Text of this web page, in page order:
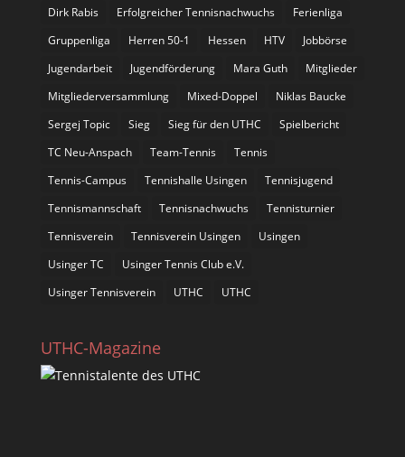
Dirk Rabis
Erfolgreicher Tennisnachwuchs
Ferienliga
Gruppenliga
Herren 50-1 Hessen HTV
Jobbörse
Jugendarbeit
Jugendförderung Mara Guth
Mitglieder
Mitgliederversammlung
Mixed-Doppel
Niklas Baucke
Sergej Topic
Sieg Sieg für den UTHC
Spielbericht
TC Neu-Anspach
Team-Tennis
Tennis
Tennis-Campus
Tennishalle Usingen
Tennisjugend
Tennismannschaft
Tennisnachwuchs
Tennisturnier
Tennisverein
Tennisverein Usingen
Usingen
Usinger TC
Usinger Tennis Club e.V.
Usinger Tennisverein
UTHC UTHC
UTHC-Magazine